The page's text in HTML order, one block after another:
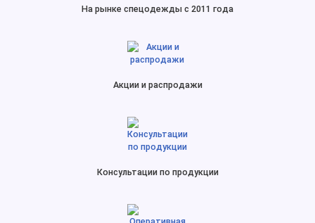
На рынке спецодежды с 2011 года
Акции и распродажи
Консультации по продукции